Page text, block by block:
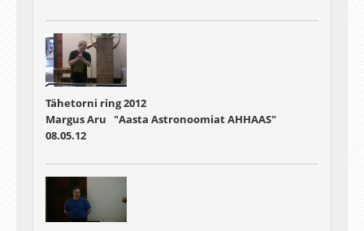
Tähetorni ring 2012
Margus Aru "Aasta Astronoomiat AHHAAS"
08.05.12